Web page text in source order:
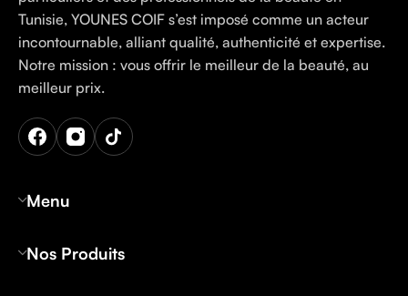
Tunisie, YOUNES COIF s’est imposé comme un acteur
incontournable, alliant qualité, authenticité et expertise.
Notre mission : vous offrir le meilleur de la beauté, au
meilleur prix.
Menu
Nos Produits